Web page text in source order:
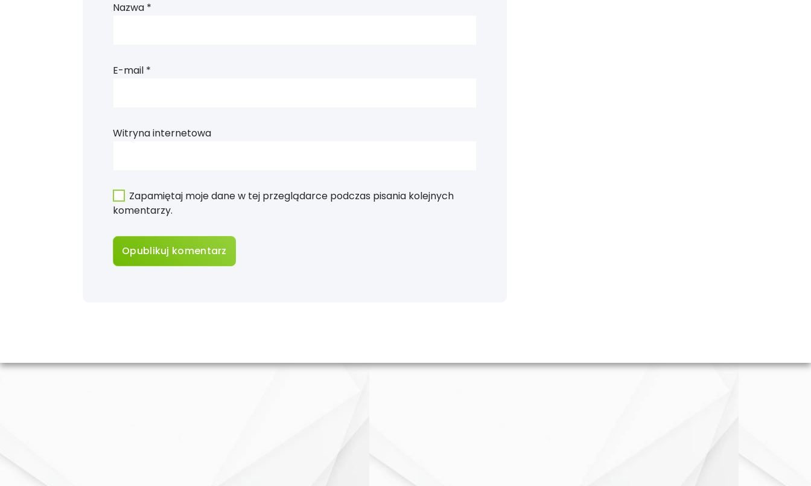
Nazwa *
E-mail *
Witryna internetowa
Zapamiętaj moje dane w tej przeglądarce podczas pisania kolejnych
komentarzy.